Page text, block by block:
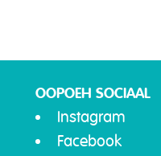
OOPOEH SOCIAAL
Instagram
Facebook